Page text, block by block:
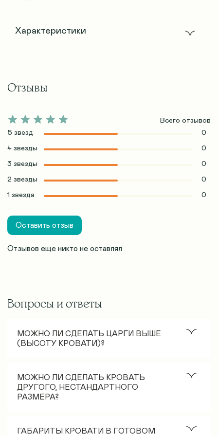
Характеристики
Отзывы
Отзывов еще никто не оставлял
Всего отзывов
5 звезд
0
4 звезды 0
3 звезды 0
2 звезды 0
1 звезда 0
Оставить отзыв
Вопросы и ответы
МОЖНО ЛИ СДЕЛАТЬ ЦАРГИ ВЫШЕ
(ВЫСОТУ КРОВАТИ)?
правило, если нужно увеличить высоту кровати, то
заказывают модель на ножках. Визуально кровать
смотрится более органично именно с шириной
будут увеличены.
МОЖНО ЛИ СДЕЛАТЬ КРОВАТЬ
ДРУГОГО, НЕСТАНДАРТНОГО
РАЗМЕРА?
комплектации с настилом из ДСП.
ГАБАРИТЫ КРОВАТИ В ГОТОВОМ